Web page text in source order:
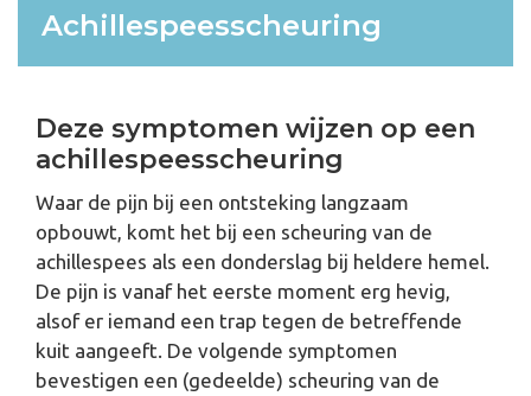
Achillespeesscheuring
Deze symptomen wijzen op een
achillespeesscheuring
Waar de pijn bij een ontsteking langzaam
opbouwt, komt het bij een scheuring van de
achillespees als een donderslag bij heldere hemel.
De pijn is vanaf het eerste moment erg hevig,
alsof er iemand een trap tegen de betreffende
kuit aangeeft. De volgende symptomen
bevestigen een (gedeelde) scheuring van de